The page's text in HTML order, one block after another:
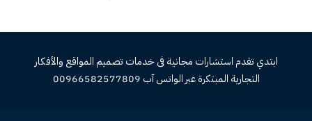
ابتدي تقدم استشارات مجانية فى خدمات تصميم المواقع والأفكار
التجارية المبتكرة عبر الواتس آب 00966582577809